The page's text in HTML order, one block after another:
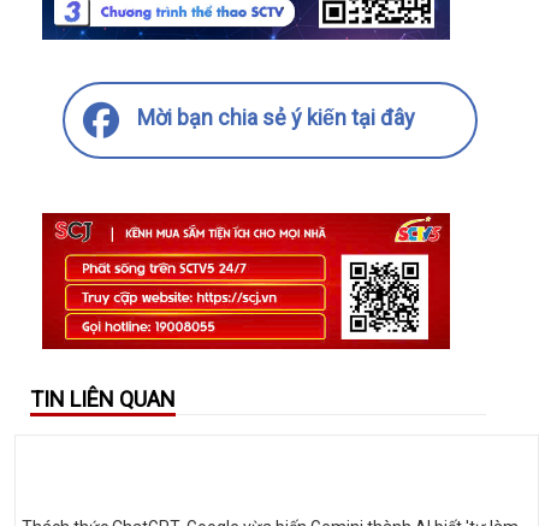
Mời bạn chia sẻ ý kiến tại đây
TIN LIÊN QUAN